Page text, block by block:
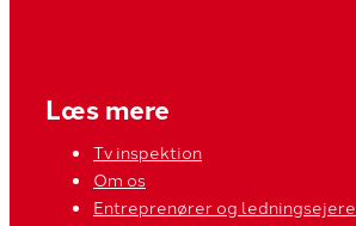
Læs mere
Tv inspektion
Om os
Entreprenører og ledningsejere